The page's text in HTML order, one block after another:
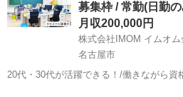
募集枠 / 常勤(日勤
月収200,000円
株式会社IMOM イムオム
名古屋市
20代・30代が活躍できる！/働きながら資